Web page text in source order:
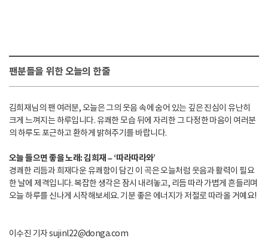
팬분들을 위한 오늘의 한줄
김희재님의 팬 여러분, 오늘은 그의 웃음 속에 숨어 있는 깊은 진심이 유난히
크게 느껴지는 하루입니다. 유쾌한 모습 뒤에 자리한 그 다정한 마음이 여러분
의 하루도 포근하고 환하게 밝혀주기를 바랍니다.
오늘 들으면 좋을 노래: 김희재 – ‘따라따라와’
경쾌한 리듬과 희재다운 유쾌함이 담긴 이 곡은 오늘처럼 웃음과 활력이 필요
한 날에 제격입니다. 복잡한 생각은 잠시 내려놓고, 리듬 따라 가볍게 흔들리며
오늘 하루를 신나게 시작해보세요. 기분 좋은 에너지가 저절로 따라올 거예요!
이수진 기자 sujinl22@donga.com